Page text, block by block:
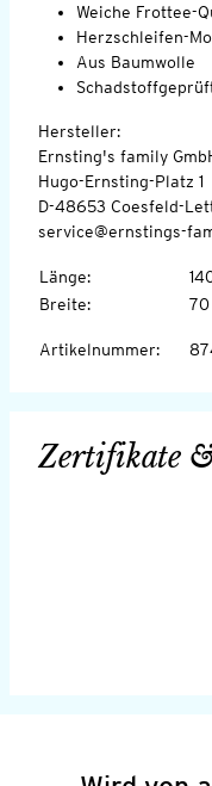
Weiche Frottee-
Herzschleifen-
Aus Baumwolle
Hersteller:
Ernsting's family
Hugo-Ernsting-Platz 1
D-48653 Coesfeld-
service@ernstings-
Länge:
Breite: 70
Artikelnummer:
Zertifikate